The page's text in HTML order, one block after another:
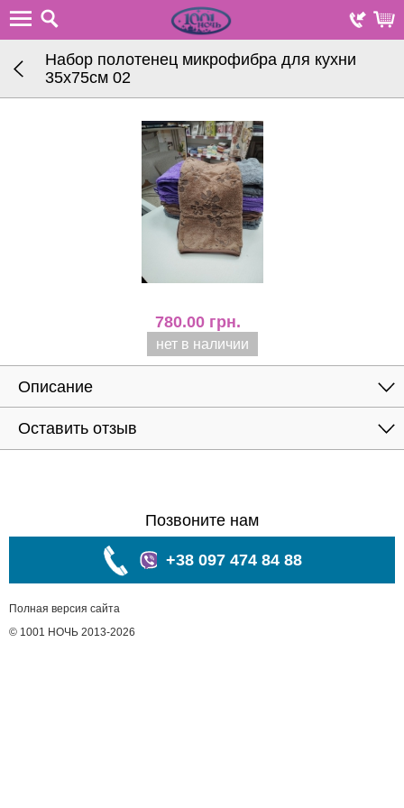
Набор полотенец микрофибра для кухни
35х75см 02
780.00 грн.
нет в наличии
Описание
Оставить отзыв
Позвоните нам
+38 097 474 84 88
Полная версия сайта
© 1001 НОЧЬ 2013-2026